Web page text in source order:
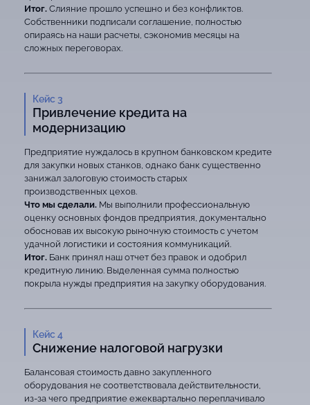
Итог.Слияние прошло успешно и без конфликтов.
Собственники подписали соглашение, полностью
опираясь на наши расчеты, сэкономив месяцы на
сложных переговорах.
Кейс 3
Привлечение кредита на
модернизацию
Предприятие нуждалось в крупном банковском кредите
для закупки новых станков, однако банк существенно
занижал залоговую стоимость старых
производственных цехов.
Что мы сделали.Мы выполнили профессиональную
оценку основных фондов предприятия, документально
обосновав их высокую рыночную стоимость с учетом
удачной логистики и состояния коммуникаций.
Итог.Банк принял наш отчет без правок и одобрил
кредитную линию. Выделенная сумма полностью
покрыла нужды предприятия на закупку оборудования.
Кейс 4
Снижение налоговой нагрузки
Балансовая стоимость давно закупленного
оборудования не соответствовала действительности,
из-за чего предприятие ежеквартально переплачивало